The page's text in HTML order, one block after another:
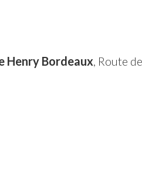
Henry Bordeaux, Route